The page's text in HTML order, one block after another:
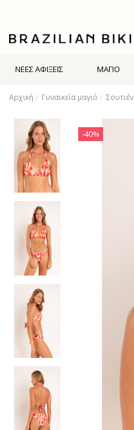
ΝΕΕΣ ΑΦΙΞΕΙΣ ΜΑΓΙΌ
Αρχική Γυναικεία μαγιό Σουτιέν
-40%